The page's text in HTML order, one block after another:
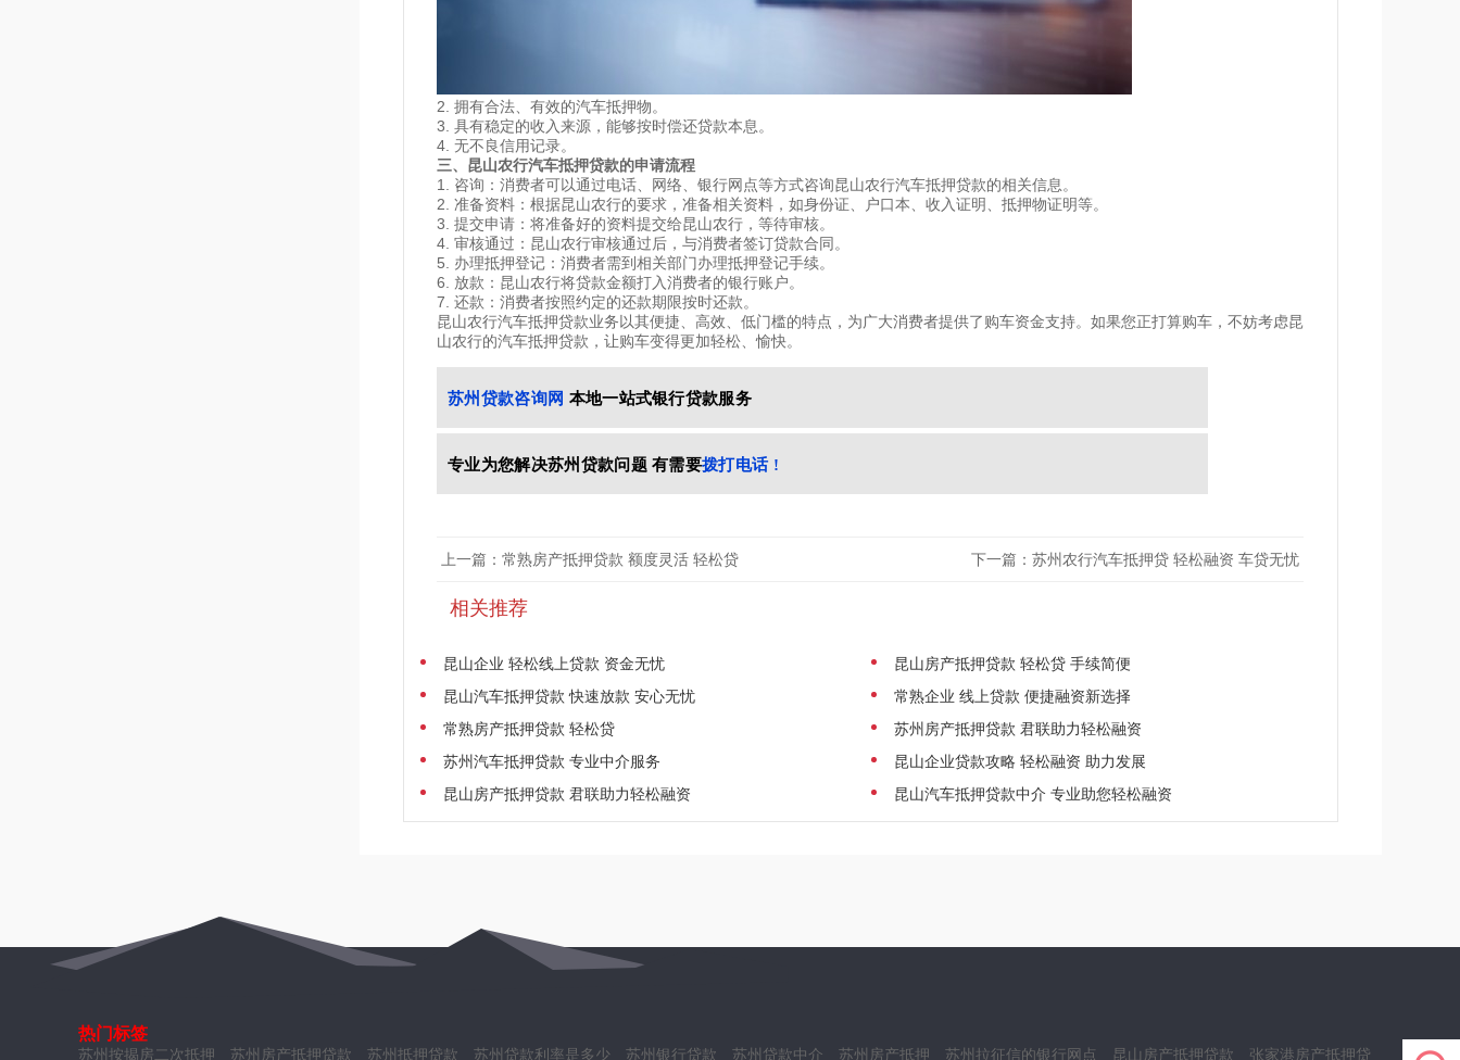
2. 拥有合法、有效的汽车抵押物。
3. 具有稳定的收入来源，能够按时偿还贷款本息。
4. 无不良信用记录。
三、昆山农行汽车抵押贷款的申请流程
1. 咨询：消费者可以通过电话、网络、银行网点等方式咨询昆山农行汽车抵押贷款的相关信息。
2. 准备资料：根据昆山农行的要求，准备相关资料，如身份证、户口本、收入证明、抵押物证明等。
3. 提交申请：将准备好的资料提交给昆山农行，等待审核。
4. 审核通过：昆山农行审核通过后，与消费者签订贷款合同。
5. 办理抵押登记：消费者需到相关部门办理抵押登记手续。
6. 放款：昆山农行将贷款金额打入消费者的银行账户。
7. 还款：消费者按照约定的还款期限按时还款。
昆山农行汽车抵押贷款业务以其便捷、高效、低门槛的特点，为广大消费者提供了购车资金支持。如果您正打算购车，不妨考虑昆
山农行的汽车抵押贷款，让购车变得更加轻松、愉快。
苏州贷款咨询网 本地一站式银行贷款服务
专业为您解决苏州贷款问题 有需要拨打电话 !
上一篇：常熟房产抵押贷款 额度灵活 轻松贷 下一篇：苏州农行汽车抵押贷 轻松融资 车贷无忧
相关推荐
昆山企业 轻松线上贷款 资金无忧
昆山房产抵押贷款 轻松贷 手续简便
昆山汽车抵押贷款 快速放款 安心无忧
常熟企业 线上贷款 便捷融资新选择
常熟房产抵押贷款 轻松贷
苏州房产抵押贷款 君联助力轻松融资
苏州汽车抵押贷款 专业中介服务
昆山企业贷款攻略 轻松融资 助力发展
昆山房产抵押贷款 君联助力轻松融资
昆山汽车抵押贷款中介 专业助您轻松融资
热门标签
苏州按揭房二次抵押 苏州房产抵押贷款 苏州抵押贷款 苏州贷款利率是多少 苏州银行贷款 苏州贷款中介 苏州房产抵押 苏州拉征信的银行网点 昆山房产抵押贷款 张家港房产抵押贷